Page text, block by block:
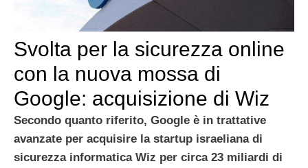
Svolta per la sicurezza online
con la nuova mossa di
Google: acquisizione di Wiz
Secondo quanto riferito, Google è in trattative
avanzate per acquisire la startup israeliana di
sicurezza informatica Wiz per circa 23 miliardi di